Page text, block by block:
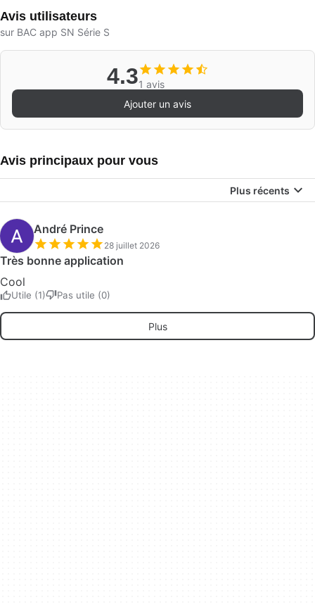
Avis utilisateurs
sur BAC app SN Série S
4.31 avis
Ajouter un avis
Avis principaux pour vous
Plus récents
André Prince
28 juillet 2026
Très bonne application
Cool
Utile (1) Pas utile (0)
Plus